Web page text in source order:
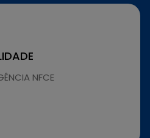
NFCE